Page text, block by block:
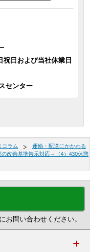
日および当社休業日
センター
コラム
運輸・配送にかかわる
改善基準告示対応～（4）430休憩
お問い合わせください。